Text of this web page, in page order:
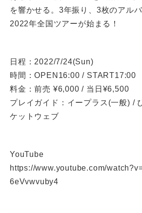
を響かせる。3年振り、3枚のアル
2022年全国ツアーが始まる！
日程：2022/7/24(Sun)
時間：OPEN16:00 / START17:00
料金：前売 ¥6,000 / 当日¥6,500
プレイガイド：イープラス(一般) /
ケットウェブ
YouTube
https://www.youtube.com/
6eVvwvuby4